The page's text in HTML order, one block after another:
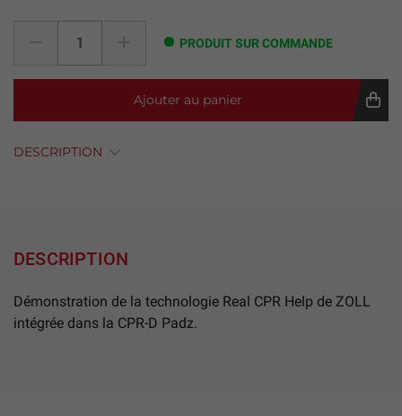
PRODUIT SUR COMMANDE
Ajouter au panier
DESCRIPTION
DESCRIPTION
Démonstration de la technologie Real CPR Help de ZOLL
intégrée dans la CPR-D Padz.